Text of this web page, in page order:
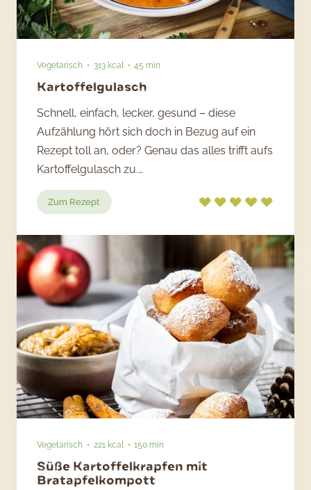
Vegetarisch 313 kcal 45 min
Kartoffelgulasch
Schnell, einfach, lecker, gesund – diese
Aufzählung hört sich doch in Bezug auf ein
Rezept toll an, oder? Genau das alles trifft aufs
Kartoffelgulasch zu.…
Zum Rezept
Kartoffelgulasch
Vegetarisch 221 kcal 150 min
Süße Kartoffelkrapfen mit
Bratapfelkompott